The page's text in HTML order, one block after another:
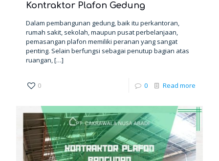
Kontraktor Plafon Gedung
Dalam pembangunan gedung, baik itu perkantoran,
rumah sakit, sekolah, maupun pusat perbelanjaan,
pemasangan plafon memiliki peranan yang sangat
penting. Selain berfungsi sebagai penutup bagian atas
ruangan,[…]
0 0 Read more